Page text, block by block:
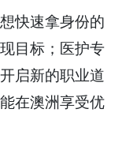
快速拿身份的
目标；医护专
启新的职业道
在澳洲享受优